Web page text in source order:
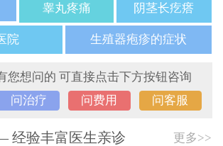
睾丸疼痛 阴茎长疙瘩
院 生殖器疱疹的症状
您想问的 可直接点击下方按钮咨询
问治疗 问费用 问客服
经验丰富医生亲诊 更多>>